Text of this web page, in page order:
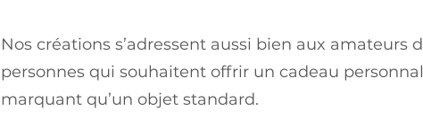
Nos créations s’adressent aussi bien aux amateurs
personnes qui souhaitent offrir un cadeau
marquant qu’un objet standard.